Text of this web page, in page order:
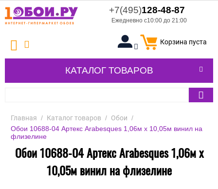
+7(495)128-48-87
Ежедневно с10:00 до 21:00
Корзина пуста
КАТАЛОГ ТОВАРОВ
Главная / Каталог товаров / Обои /
Обои 10688-04 Артекс Arabesques 1,06м х 10,05м винил на
флизелине
Обои 10688-04 Артекс Arabesques 1,06м х
10,05м винил на флизелине